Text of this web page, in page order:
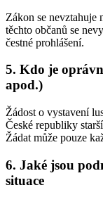
Zákon se nevztahuje
těchto občanů se
čestné prohlášení.
5. Kdo je
apod.)
Žádost o vystavení
České republiky
Žádat může pouze
6. Jaké jsou
situace